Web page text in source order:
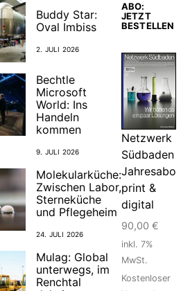
Buddy Star:
Oval Imbiss
2. JULI 2026
Bechtle
Microsoft
World: Ins
Handeln
kommen
9. JULI 2026
Molekularküche:
Zwischen Labor,
Sterneküche
und Pflegeheim
24. JULI 2026
Mulag: Global
unterwegs, im
Renchtal
ABO:
JETZT
BESTELLEN
Netzwerk
Südbaden
Jahresabo
print &
digital
90,00 €
inkl. 7%
MwSt.
Kostenloser